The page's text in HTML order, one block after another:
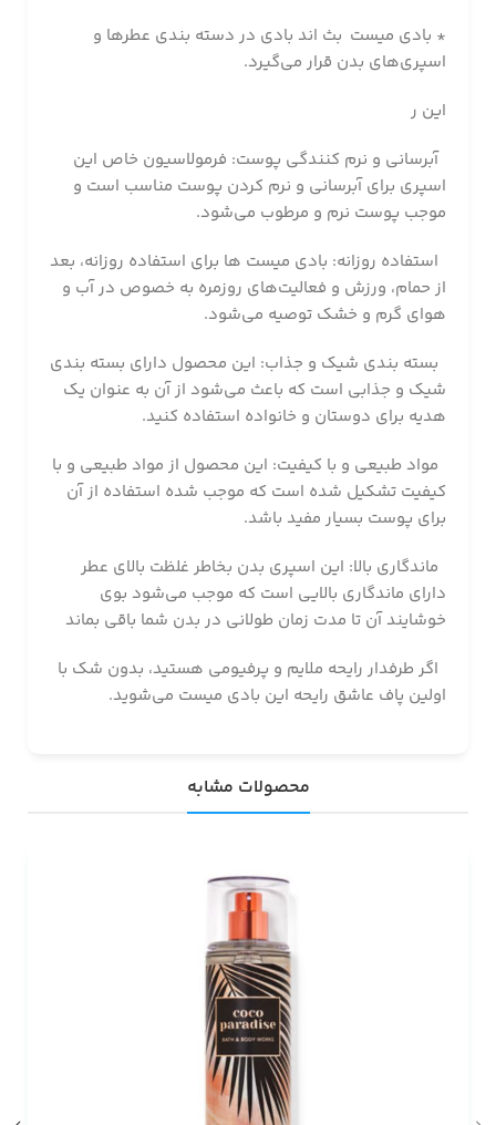
* بادی میست بث اند بادی در دسته بندی عطرها و
اسپری‌های بدن قرار می‌گیرد.
این ر
آبرسانی و نرم کنندگی پوست: فرمولاسیون خاص این
اسپری برای آبرسانی و نرم کردن پوست مناسب است و
موجب پوست نرم و مرطوب می‌شود.
استفاده روزانه: بادی میست ها برای استفاده روزانه، بعد
از حمام، ورزش و فعالیت‌های روزمره به خصوص در آب و
هوای گرم و خشک توصیه می‌شود.
بسته بندی شیک و جذاب: این محصول دارای بسته بندی
شیک و جذابی است که باعث می‌شود از آن به عنوان یک
هدیه برای دوستان و خانواده استفاده کنید.
مواد طبیعی و با کیفیت: این محصول از مواد طبیعی و با
کیفیت تشکیل شده است که موجب شده استفاده از آن
برای پوست بسیار مفید باشد.
ماندگاری بالا: این اسپری بدن بخاطر غلظت بالای عطر
دارای ماندگاری بالایی است که موجب می‌شود بوی
خوشایند آن تا مدت زمان طولانی در بدن شما باقی بماند
اگر طرفدار رایحه ملایم و پرفیومی هستید، بدون شک با
اولین پاف عاشق رایحه این بادی میست می‌شوید.
محصولات مشابه